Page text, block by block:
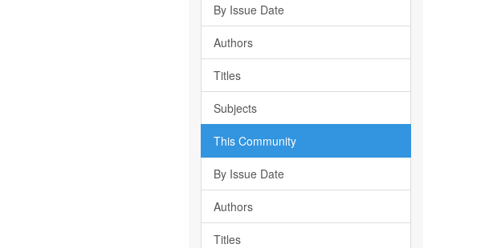
By Issue Date
Authors
Titles
Subjects
This Community
By Issue Date
Authors
Titles